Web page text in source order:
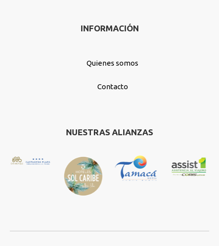
INFORMACIÓN
Quienes somos
Contacto
NUESTRAS ALIANZAS